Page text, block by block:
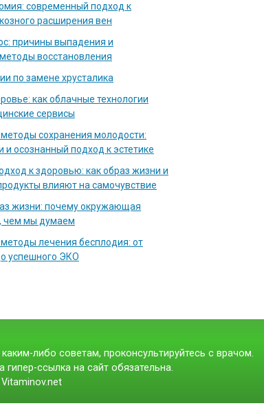
современный подход к
расширения вен
причины выпадения и
восстановления
по замене хрусталика
как облачные технологии
сервисы
сохранения молодости:
и осознанный подход к эстетике
к здоровью: как образ жизни и
влияют на самочувствие
жизни: почему окружающая
чем мы думаем
лечения бесплодия: от
успешного ЭКО
либо советам, проконсультируйтесь с врачом.
гипер-ссылка на сайт обязательна.